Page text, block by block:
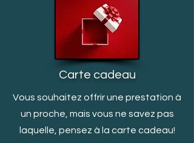
Carte cadeau
Vous souhaitez offrir une prestation à
un proche, mais vous ne savez pas
laquelle, pensez à la carte cadeau!